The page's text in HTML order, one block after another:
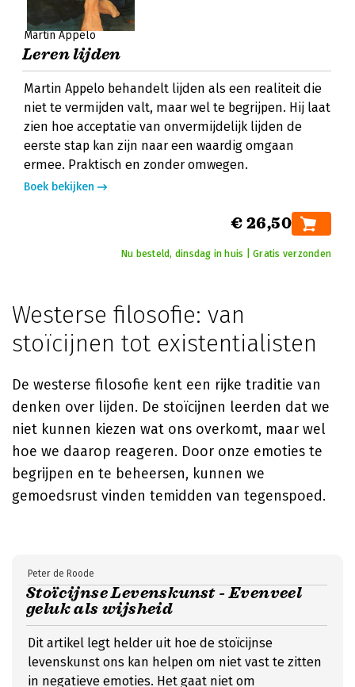
Martin Appelo
Leren lijden
Martin Appelo behandelt lijden als een realiteit die
niet te vermijden valt, maar wel te begrijpen. Hij laat
zien hoe acceptatie van onvermijdelijk lijden de
eerste stap kan zijn naar een waardig omgaan
ermee. Praktisch en zonder omwegen.
Boek bekijken
€ 26,50
Nu besteld, dinsdag in huis | Gratis verzonden
Westerse filosofie: van
stoïcijnen tot existentialisten
De westerse filosofie kent een rijke traditie van
denken over lijden. De stoïcijnen leerden dat we
niet kunnen kiezen wat ons overkomt, maar wel
hoe we daarop reageren. Door onze emoties te
begrijpen en te beheersen, kunnen we
gemoedsrust vinden temidden van tegenspoed.
Stoïcijnse Levenskunst - Evenveel
geluk als wijsheid
Peter de Roode
Dit artikel legt helder uit hoe de stoïcijnse
levenskunst ons kan helpen om niet vast te zitten
in negatieve emoties. Het gaat niet om